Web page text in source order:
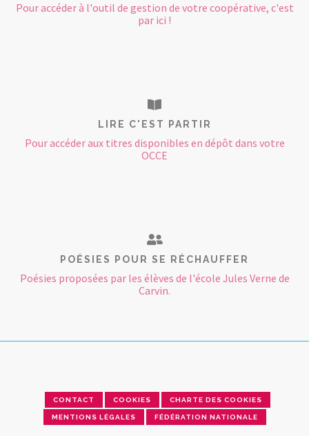
Pour accéder à l'outil de gestion de votre coopérative, c'est
par ici !
LIRE C'EST PARTIR
Pour accéder aux titres disponibles en dépôt dans votre
OCCE
POÉSIES POUR SE RÉCHAUFFER
Poésies proposées par les élèves de l'école Jules Verne de
Carvin.
CONTACT COOKIES CHARTE DES COOKIES
MENTIONS LÉGALES FÉDÉRATION NATIONALE